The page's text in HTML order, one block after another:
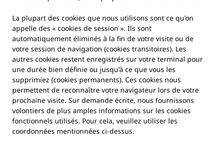
La plupart des cookies que nous utilisons sont ce qu'on
appelle des « cookies de session ». Ils sont
automatiquement éliminés à la fin de votre visite ou de
votre session de navigation (cookies transitoires). Les
autres cookies restent enregistrés sur votre terminal pour
une durée bien définie ou jusqu'à ce que vous les
supprimiez (cookies permanents). Ces cookies nous
permettent de reconnaître votre navigateur lors de votre
prochaine visite. Sur demande écrite, nous fournissons
volontiers de plus amples informations sur les cookies
fonctionnels utilisés. Pour cela, veuillez utiliser les
coordonnées mentionnées ci-dessus.